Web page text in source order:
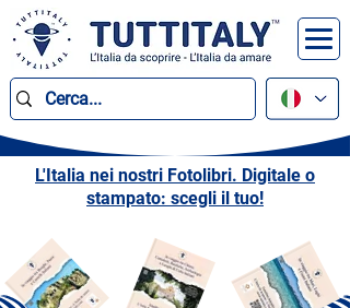
L'Italia nei nostri Fotolibri. Digitale o
stampato: scegli il tuo!